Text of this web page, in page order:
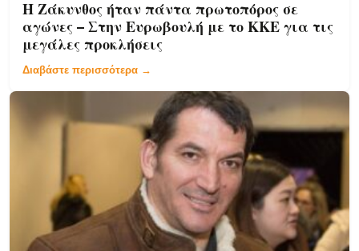
Η Ζάκυνθος ήταν πάντα πρωτοπόρος σε
αγώνες – Στην Ευρωβουλή με το ΚΚΕ για τις
μεγάλες προκλήσεις
Διαβάστε περισσότερα →